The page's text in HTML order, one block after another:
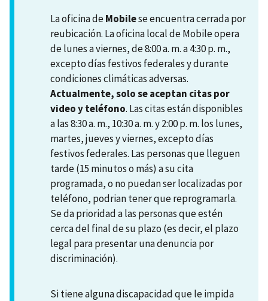
La oficina deMobilese encuentra cerrada por
reubicación. La oficina local de Mobile opera
de lunes a viernes, de 8:00 a. m. a 4:30 p. m.,
excepto días festivos federales y durante
condiciones climáticas adversas.
Actualmente, solo se aceptan citas por
video y teléfono. Las citas están disponibles
a las 8:30 a. m., 10:30 a. m. y 2:00 p. m. los lunes,
martes, jueves y viernes, excepto días
festivos federales. Las personas que lleguen
tarde (15 minutos o más) a su cita
programada, o no puedan ser localizadas por
teléfono, podrian tener que reprogramarla.
Se da prioridad a las personas que estén
cerca del final de su plazo (es decir, el plazo
legal para presentar una denuncia por
discriminación).
Si tiene alguna discapacidad que le impida